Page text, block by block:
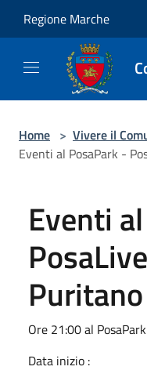
Regione Marche
Home > Vivere il
Eventi al PosaPark -
Eventi
Ore 21:00 al PosaPark
Data inizio :